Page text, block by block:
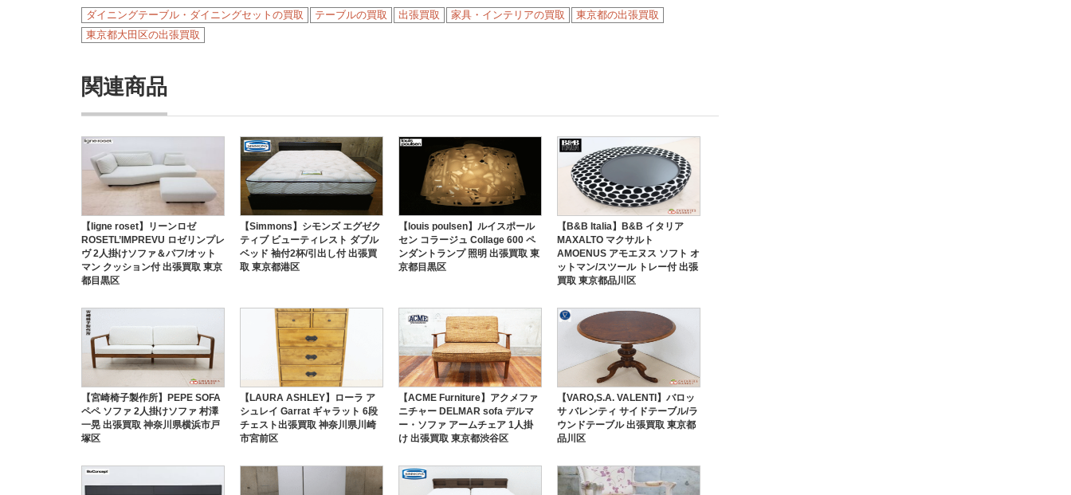
ダイニングテーブル・ダイニングセットの買取 テーブルの買取 出張買取 家具・インテリアの買取
東京都の出張買取
東京都大田区の出張買取
関連商品
【ligne roset】リーンロゼ
ROSETL’IMPREVU ロゼリンプレ
ヴ 2人掛けソファ＆パフ/オット
マン クッション付 出張買取 東京
都目黒区
【Simmons】シモンズ エグゼク
ティブ ビューティレスト ダブル
ベッド 袖付2杯/引出し付 出張買
取 東京都港区
【louis poulsen】ルイスポール
セン コラージュ Collage 600 ペ
ンダントランプ 照明 出張買取 東
京都目黒区
【B&B Italia】B&B イタリア
MAXALTO マクサルト
AMOENUS アモエヌス ソフト オ
ットマン/スツール トレー付 出張
買取 東京都品川区
【宮崎椅子製作所】PEPE SOFA
ペペ ソファ 2人掛けソファ 村澤
一晃 出張買取 神奈川県横浜市戸
塚区
【LAURA ASHLEY】ローラ ア
シュレイ Garrat ギャラット 6段
チェスト出張買取 神奈川県川崎
市宮前区
【ACME Furniture】アクメファ
ニチャー DELMAR sofa デルマ
ー・ソファ アームチェア 1人掛
け 出張買取 東京都渋谷区
【VARO,S.A. VALENTI】バロッ
サ バレンティ サイドテーブル/ラ
ウンドテーブル 出張買取 東京都
品川区